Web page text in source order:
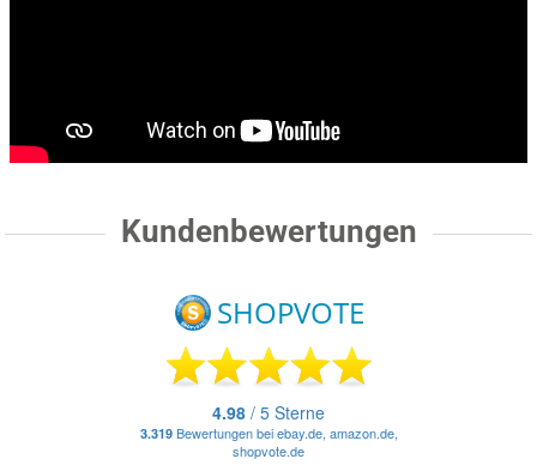
Kundenbewertungen